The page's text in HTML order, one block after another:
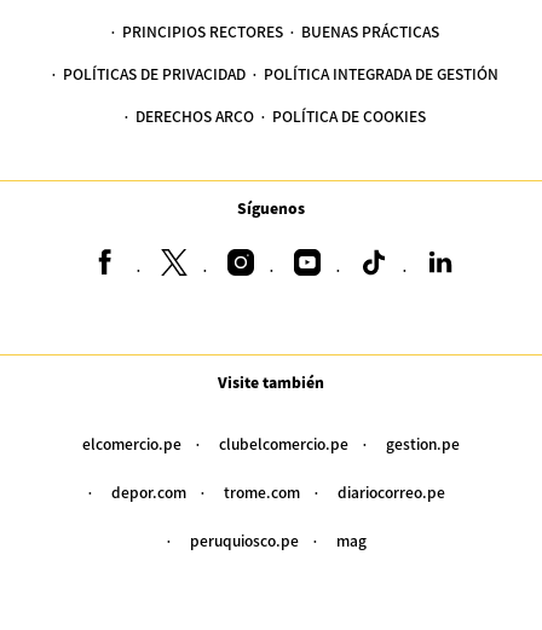
PRINCIPIOS RECTORES BUENAS PRÁCTICAS
POLÍTICAS DE PRIVACIDAD POLÍTICA INTEGRADA DE GESTIÓN
DERECHOS ARCO POLÍTICA DE COOKIES
Síguenos
Visite también
elcomercio.pe clubelcomercio.pe gestion.pe
depor.com trome.com diariocorreo.pe
peruquiosco.pe mag